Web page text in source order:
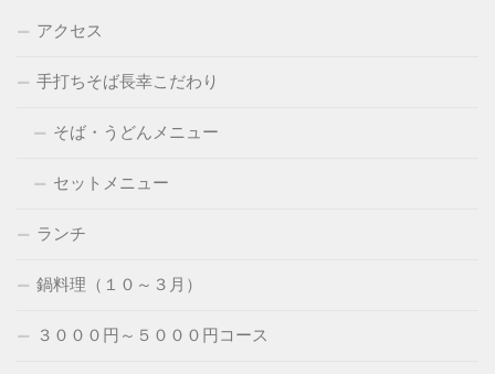
アクセス
手打ちそば長幸こだわり
そば・うどんメニュー
セットメニュー
ランチ
鍋料理（１０～３月）
３０００円～５０００円コース